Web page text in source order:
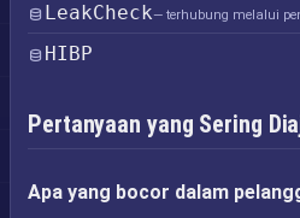
LeakCheck— terhubung melalui
HIBP
Pertanyaan yang Sering
Apa yang bocor dalam